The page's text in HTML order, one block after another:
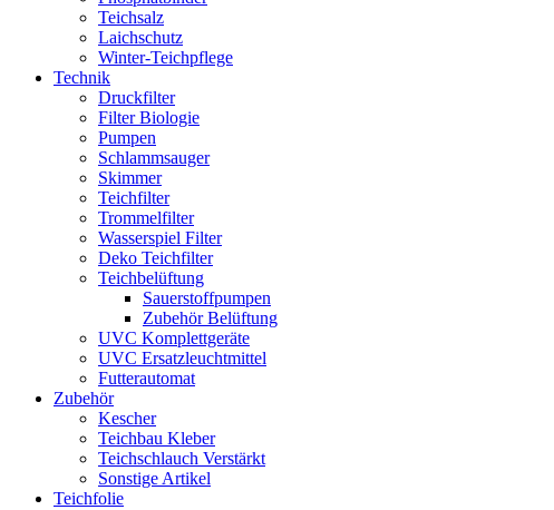
Teichsalz
Laichschutz
Winter-Teichpflege
Technik
Druckfilter
Filter Biologie
Pumpen
Schlammsauger
Skimmer
Teichfilter
Trommelfilter
Wasserspiel Filter
Deko Teichfilter
Teichbelüftung
Sauerstoffpumpen
Zubehör Belüftung
UVC Komplettgeräte
UVC Ersatzleuchtmittel
Futterautomat
Zubehör
Kescher
Teichbau Kleber
Teichschlauch Verstärkt
Sonstige Artikel
Teichfolie